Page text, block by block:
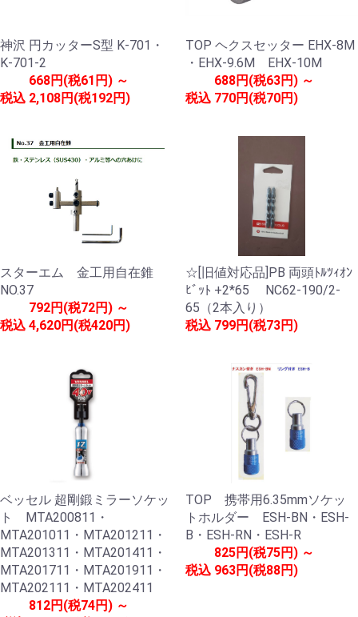
神沢 円カッターS型 K-701・
K-701-2
税込
668円(税61円) ～
2,108円(税192円)
TOP ヘクスセッター EHX-8M
・EHX-9.6M EHX-10M
税込
688円(税63円) ～
770円(税70円)
スターエム 金工用自在錐
NO.37
税込
792円(税72円) ～
4,620円(税420円)
☆[旧値対応品]PB 両頭ﾄﾙﾂｨｵﾝ
ﾋﾞｯﾄ +2*65 NC62-190/2-
65（2本入り）
税込 799円(税73円)
ベッセル 超剛鍛ミラーソケッ
ト MTA200811・
MTA201011・MTA201211・
MTA201311・MTA201411・
MTA201711・MTA201911・
MTA202111・MTA202411
812円(税74円) ～
TOP 携帯用6.35mmソケッ
トホルダー ESH-BN・ESH-
B・ESH-RN・ESH-R
税込
825円(税75円) ～
963円(税88円)